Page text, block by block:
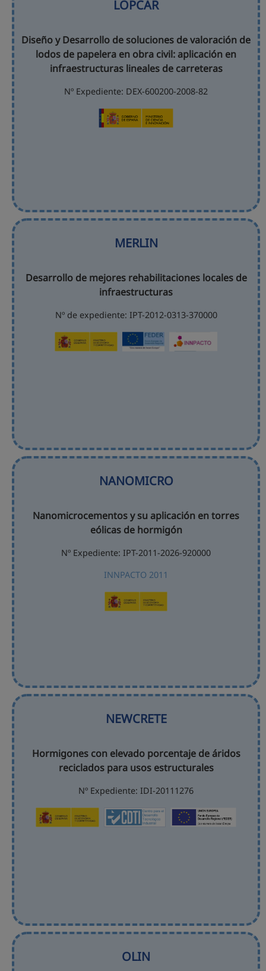
LOPCAR
Diseño y Desarrollo de soluciones de valoración de
lodos de papelera en obra civil: aplicación en
infraestructuras lineales de carreteras
Nº Expediente: DEX-600200-2008-82
MERLIN
Desarrollo de mejores rehabilitaciones locales de
infraestructuras
Nº de expediente: IPT-2012-0313-370000
NANOMICRO
Nanomicrocementos y su aplicación en torres
eólicas de hormigón
Nº Expediente: IPT-2011-2026-920000
INNPACTO 2011
NEWCRETE
Hormigones con elevado porcentaje de áridos
reciclados para usos estructurales
Nº Expediente: IDI-20111276
OLIN